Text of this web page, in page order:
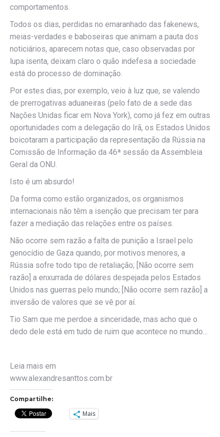
comportamentos.
Todos os dias, perdidas no emaranhado das fakenews,
meias-verdades e baboseiras que animam a pauta dos
noticiários, aparecem notas que, caso observadas por
lupa isenta, deixam claro o quão indefesa a sociedade
está do processo de dominação.
Por estes dias, por exemplo, veio à luz que, se valendo
de prerrogativas aduaneiras (pelo fato de a sede das
Nações Unidas ficar em Nova York), como já fez em outras
oportunidades com a delegação do Irã, os Estados Unidos
boicotaram a participação da representação da Rússia na
Comissão de Informação da 46ª sessão da Assembleia
Geral da ONU.
Isto é um absurdo!
Da forma como estão organizados, os organismos
internacionais não têm a isenção que precisam ter para
fazer a mediação das relações entre os países.
Não ocorre sem razão a falta de punição a Israel pelo
genocídio de Gaza quando, por motivos menores, a
Rússia sofre todo tipo de retaliação; [Não ocorre sem
razão] a enxurrada de dólares despejada pelos Estados
Unidos nas guerras pelo mundo; [Não ocorre sem razão] a
inversão de valores que se vê por aí.
Tio Sam que me perdoe a sinceridade, mas acho que o
dedo dele está em tudo de ruim que acontece no mundo…
Leia mais em
www.alexandresanttos.com.br
Compartilhe:
Mais